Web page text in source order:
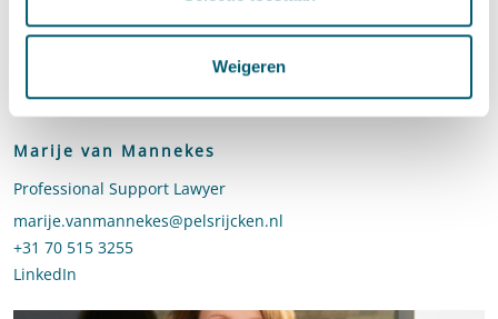
Weigeren
Marije van Mannekes
Professional Support Lawyer
Stuur een e-mail naar Marije van Mannekes
marije.vanmannekes@pelsrijcken.nl
Bel naar Marije van Mannekes
+31 70 515 3255
LinkedIn